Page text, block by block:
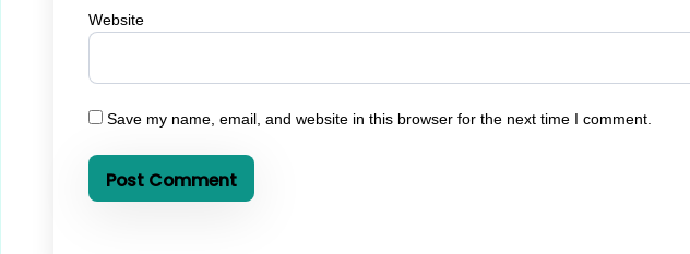
Website
Save my name, email, and website in this browser for the next time I comment.